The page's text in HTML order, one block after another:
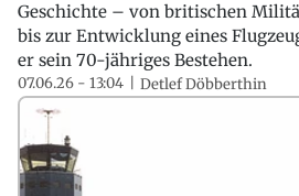
Geschichte – von britischen
bis zur Entwicklung eines
er sein 70-jähriges Bestehen.
07.06.26 - 13:04 Detlef Döbberthin